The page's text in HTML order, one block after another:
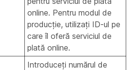
online. Pentru modul de
producție, utilizați ID-ul pe
care îl oferă serviciul de
plată online.
Introduceți numărul de